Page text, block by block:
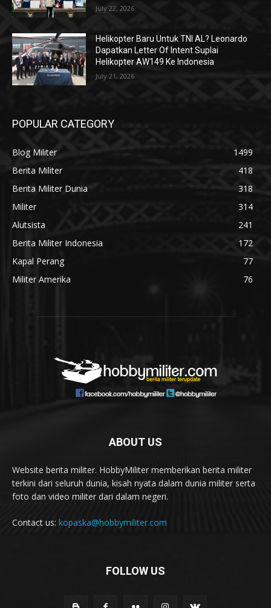
July 22, 2026
Helikopter Baru Untuk TNI AL? Leonardo
Dapatkan Letter Of Intent Suplai
Helikopter AW149 Ke Indonesia
July 21, 2026
POPULAR CATEGORY
Blog Militer
1499
Berita Militer
418
Berita Militer Dunia
318
Militer
314
Alutsista
241
Berita Militer Indonesia
172
Kapal Perang
77
Militer Amerika
76
ABOUT US
Website berita militer. HobbyMiliter memberikan berita militer
terkini dari seluruh dunia, kisah nyata dalam dunia militer serta
foto dan video militer dari dalam negeri.
Contact us: kopaska@hobbymiliter.com
FOLLOW US